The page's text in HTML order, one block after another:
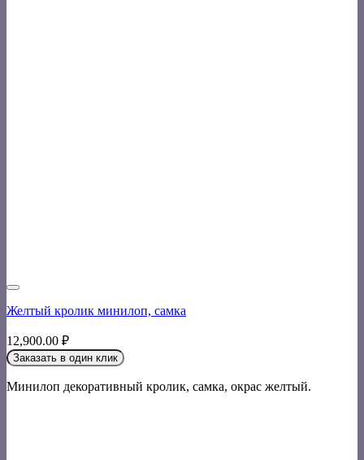
Желтый кролик минилоп, самка
12,900.00 ₽
Заказать в один клик
Минилоп декоративный кролик, самка, окрас желтый.